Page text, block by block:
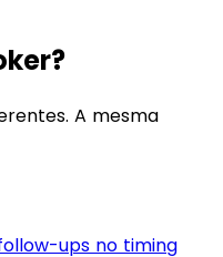
A mesma
ups no timing